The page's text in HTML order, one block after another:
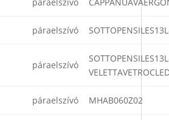
páraelszívó
páraelszívó
páraelszívó
páraelszívó MHAB060Z02